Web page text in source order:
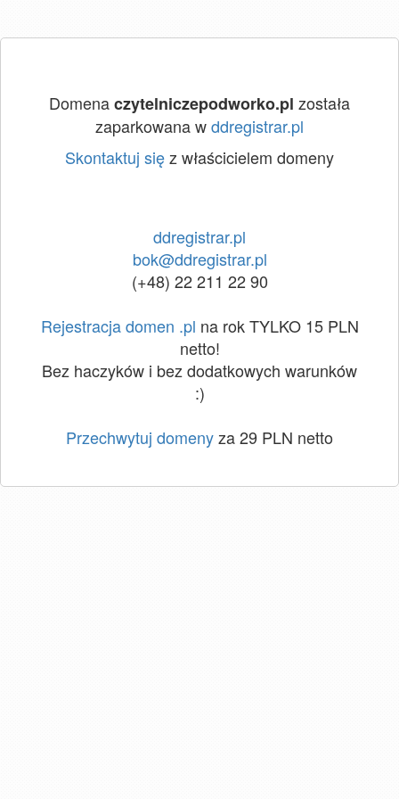
Domenaczytelniczepodworko.pl została
zaparkowana wddregistrar.pl
Skontaktuj sięz właścicielem domeny
ddregistrar.pl
bok@ddregistrar.pl
(+48) 22 211 22 90
Rejestracja domen .pl na rok TYLKO 15 PLN
netto!
Bez haczyków i bez dodatkowych warunków
:)
Przechwytuj domenyza 29 PLN netto